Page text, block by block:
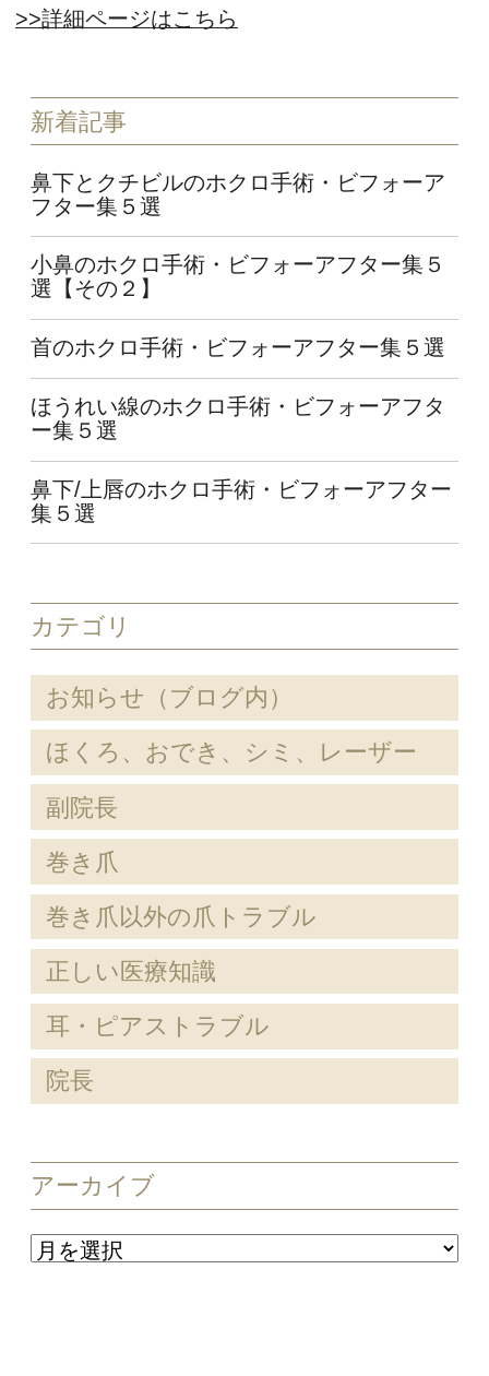
>>詳細ページはこちら
新着記事
鼻下とクチビルのホクロ手術・ビフォーア
フター集５選
小鼻のホクロ手術・ビフォーアフター集５
選【その２】
首のホクロ手術・ビフォーアフター集５選
ほうれい線のホクロ手術・ビフォーアフタ
ー集５選
鼻下/上唇のホクロ手術・ビフォーアフター
集５選
カテゴリ
お知らせ（ブログ内）
ほくろ、おでき、シミ、レーザー
副院長
巻き爪
巻き爪以外の爪トラブル
正しい医療知識
耳・ピアストラブル
院長
アーカイブ